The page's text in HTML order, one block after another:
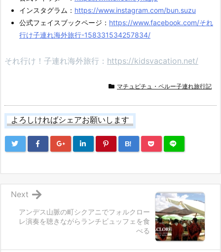
インスタグラム： https://www.instagram.com/bun.suzu
公式フェイスブックページ： https://www.facebook.com/それ
行け子連れ海外旅行-158331534257834/
それ行け！子連れ海外旅行： https://kidsvacation.net/
マチュピチュ・ペルー子連れ旅行記
よろしければシェアお願いします
B!
アンデス山脈の町シクアニでフォルクロー
レ演奏を聴きながらランチビュッフェを食
べる
Next